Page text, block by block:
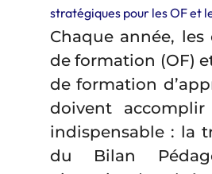
stratégiques pour les OF et
Chaque année, les
de formation (OF)
de formation
doivent
indispensable : la
du Bilan